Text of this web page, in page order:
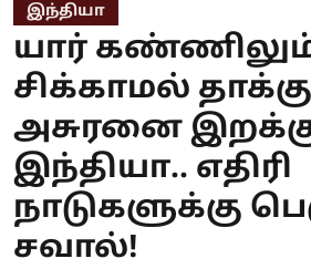
இந்தியா
யார்
சிக்காமல்
அசுரனை
இந்தியா.. எதிரி
நாடுகளுக்கு
சவால்!